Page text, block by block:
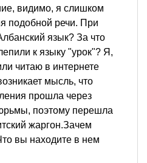
видимо, я слишком
подобной речи. При
язык? За что
к языку "урок"? Я,
читаю в интернете
мысль, что
прошла через
поэтому перешла
жаргон.Зачем
вы находите в нем